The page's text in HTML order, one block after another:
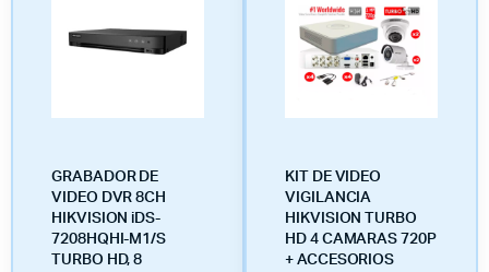
GRABADOR DE
VIDEO DVR 8CH
HIKVISION iDS-
7208HQHI-M1/S
TURBO HD, 8
KIT DE VIDEO
VIGILANCIA
HIKVISION TURBO
HD 4 CAMARAS 720P
+ ACCESORIOS